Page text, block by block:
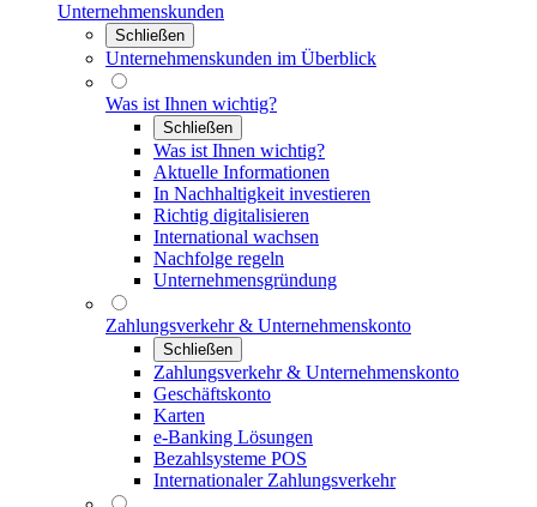
Unternehmenskunden
Schließen
Unternehmenskunden im Überblick
Was ist Ihnen wichtig?
Schließen
Was ist Ihnen wichtig?
Aktuelle Informationen
In Nachhaltigkeit investieren
Richtig digitalisieren
International wachsen
Nachfolge regeln
Unternehmensgründung
Zahlungsverkehr & Unternehmenskonto
Schließen
Zahlungsverkehr & Unternehmenskonto
Geschäftskonto
Karten
e-Banking Lösungen
Bezahlsysteme POS
Internationaler Zahlungsverkehr